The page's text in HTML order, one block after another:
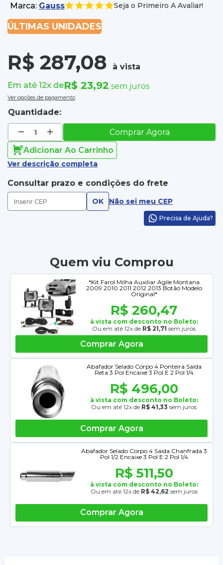
Marca: Gauss Seja o Primeiro A Avaliar!
ÚLTIMAS UNIDADES
R$ 287,08
à vista
Em até 12x deR$ 23,92 sem juros
Ver opções de pagamento
Quantidade:
Comprar Agora
Adicionar Ao Carrinho
Ver descrição completa
Consultar prazo e condições do frete
OK Não sei meu CEP
Precisa de Ajuda?
Quem viu Comprou
*Kit Farol Milha Auxiliar Agile Montana
2009 2010 2011 2012 2013 Botão Modelo
Original*
R$ 260,47
à vista com desconto no Boleto:
Ou em até 12x de R$ 21,71 sem juros
Comprar Agora
Abafador Selado Corpo 4 Ponteira Saída
Reta 3 Pol Encaixe 3 Pol E 2 Pol 1/4
R$ 496,00
à vista com desconto no Boleto:
Ou em até 12x de R$ 41,33 sem juros
Comprar Agora
Abafador Selado Corpo 4 Saida Chanfrada 3
Pol 1/2 Encaixe 3 Pol E 2 Pol 1/4
R$ 511,50
à vista com desconto no Boleto:
Ou em até 12x de R$ 42,62 sem juros
Comprar Agora